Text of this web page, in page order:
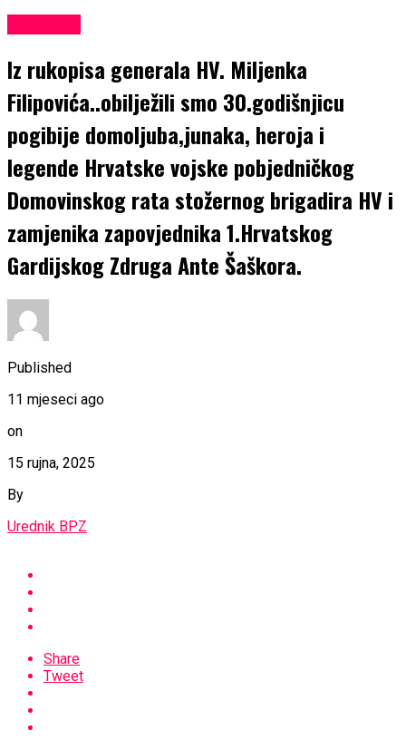
Iz rukopisa generala HV. Miljenka
Filipovića..obilježili smo 30.godišnjicu
pogibije domoljuba,junaka, heroja i
legende Hrvatske vojske pobjedničkog
Domovinskog rata stožernog brigadira HV i
zamjenika zapovjednika 1.Hrvatskog
Gardijskog Zdruga Ante Šaškora.
Published
11 mjeseci ago
on
15 rujna, 2025
By
Urednik BPZ
Share
Tweet